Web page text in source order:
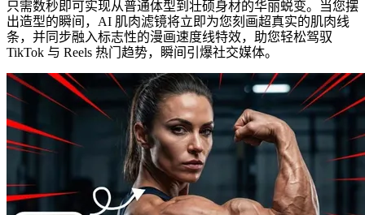
只需数秒即可实现从普通体型到壮硕身材的华丽蜕变。当您摆
出造型的瞬间，AI 肌肉滤镜将立即为您刻画超真实的肌肉线
条，并同步融入标志性的漫画速度线特效，助您轻松驾驭
TikTok 与 Reels 热门趋势，瞬间引爆社交媒体。